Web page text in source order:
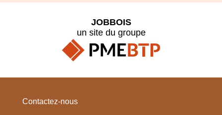
JOBBOIS
un site du groupe
Contactez-nous